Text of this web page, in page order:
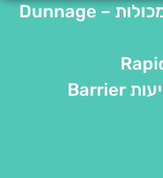
שקי אוויר לדיפון מכולות – Dunnage
הגנה מלחות – יריעות Barrier